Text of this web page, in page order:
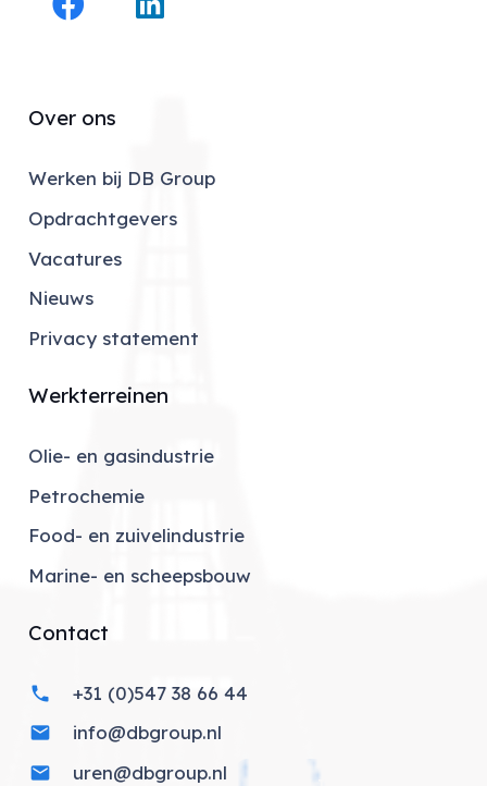
Over ons
Werken bij DB Group
Opdrachtgevers
Vacatures
Nieuws
Privacy statement
Werkterreinen
Olie- en gasindustrie
Petrochemie
Food- en zuivelindustrie
Marine- en scheepsbouw
Contact
phone +31 (0)547 38 66 44
mail info@dbgroup.nl
mail uren@dbgroup.nl